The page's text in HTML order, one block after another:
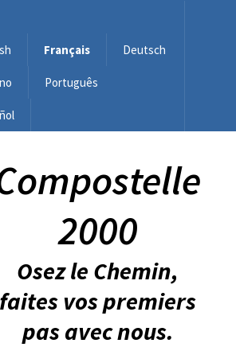
Français Deutsch
Português
2000
Osez le Chemin,
faites vos premiers
pas avec nous.